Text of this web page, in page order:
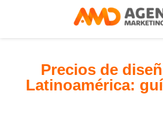
Precios de
Latinoamérica: